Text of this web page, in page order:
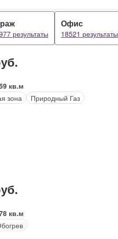
результаты
Офис
18521 результаты
кв.м
зона Природный Газ
кв.м